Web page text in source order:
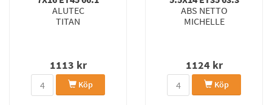
ALUTEC
TITAN
1113 kr
Köp
ABS NETTO
MICHELLE
1124 kr
Köp